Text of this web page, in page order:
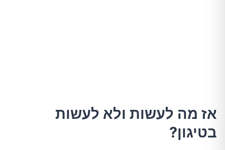
אז מה לעשות ולא לעשות
בטיגון?